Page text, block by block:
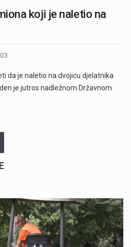
koji je naletio na
da je naletio na dvojicu djelatnika
je jutros nadležnom Državnom